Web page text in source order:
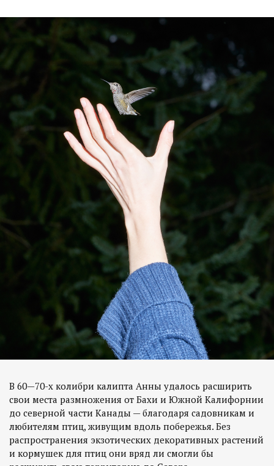
В 60—70-х колибри калипта Анны удалось расширить
свои места размножения от Бахи и Южной Калифорнии
до северной части Канады — благодаря садовникам и
любителям птиц, живущим вдоль побережья. Без
распространения экзотических декоративных растений
и кормушек для птиц они вряд ли смогли бы